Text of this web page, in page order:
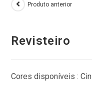
Produto anterior
Revisteiro
Cores disponíveis :